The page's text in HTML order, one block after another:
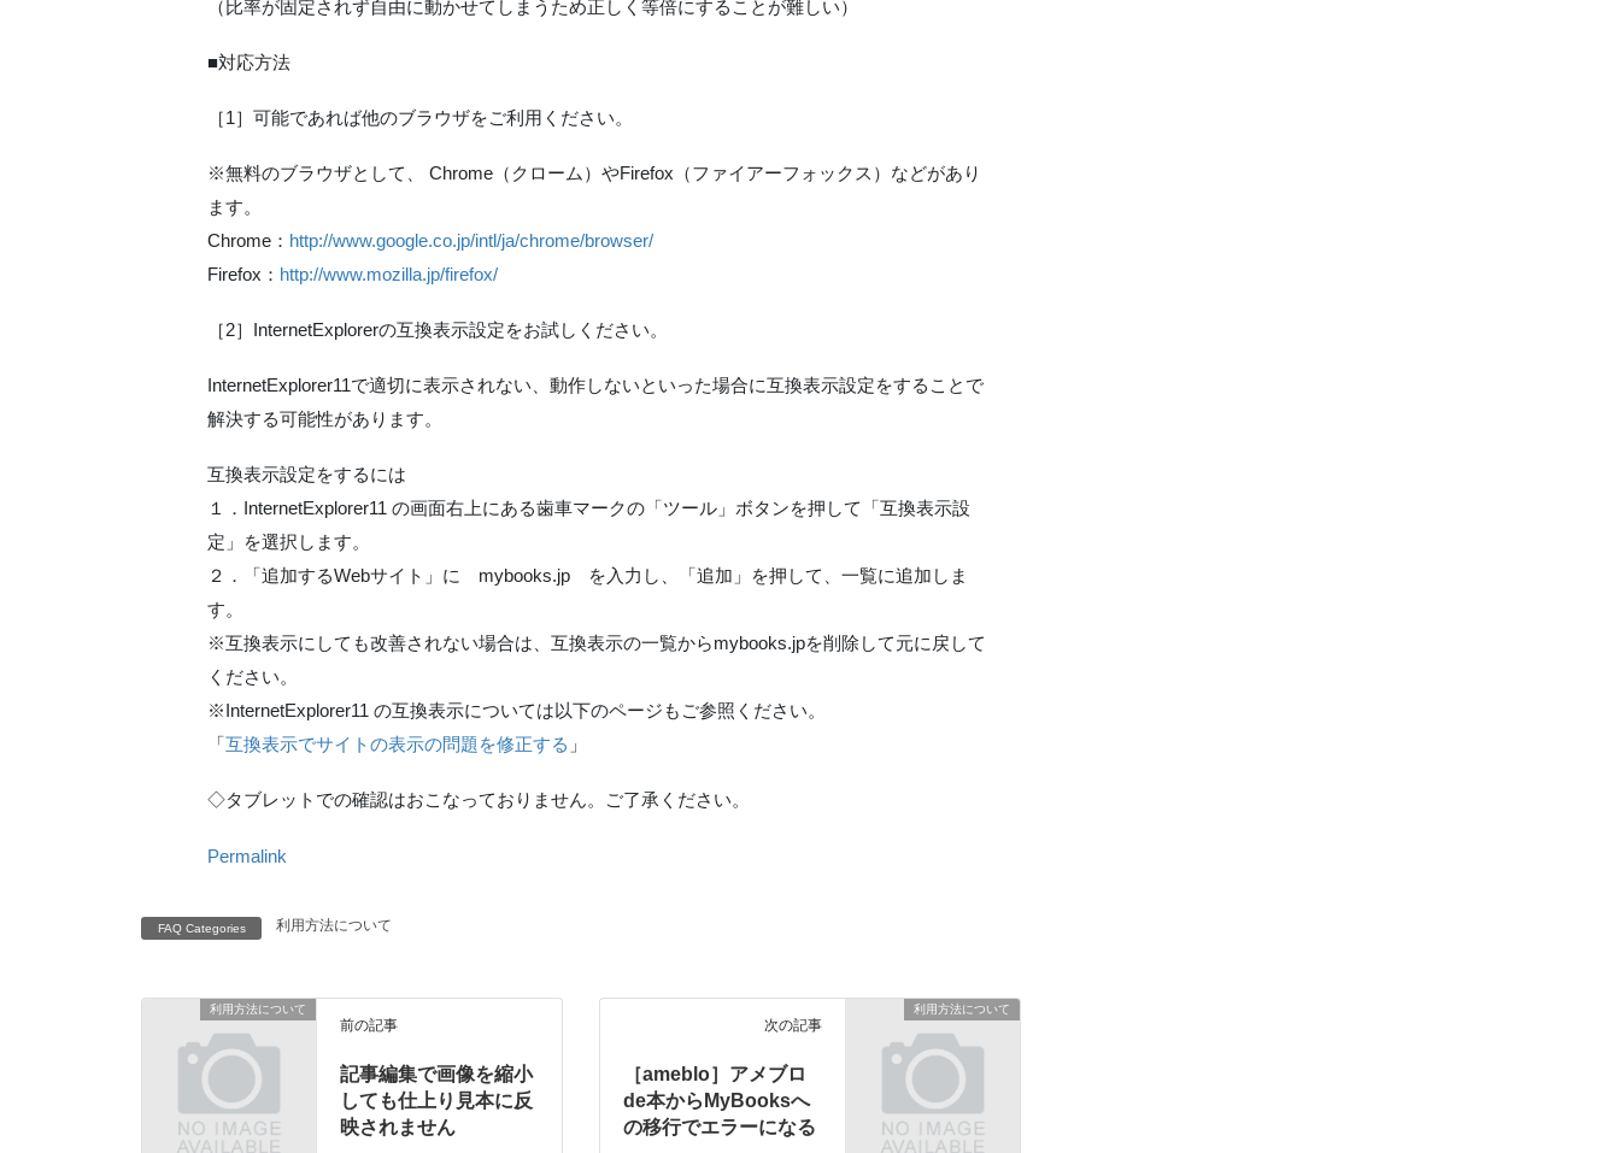
（比率が固定されず自由に動かせてしまうため正しく等倍にすることが難しい）
■対応方法
［1］可能であれば他のブラウザをご利用ください。
※無料のブラウザとして、 Chrome（クローム）やFirefox（ファイアーフォックス）などがあり
ます。
Chrome： http://www.google.co.jp/intl/ja/chrome/browser/
Firefox： http://www.mozilla.jp/firefox/
［2］InternetExplorerの互換表示設定をお試しください。
InternetExplorer11で適切に表示されない、動作しないといった場合に互換表示設定をすることで
解決する可能性があります。
互換表示設定をするには
１．InternetExplorer11 の画面右上にある歯車マークの「ツール」ボタンを押して「互換表示設
定」を選択します。
２．「追加するWebサイト」に mybooks.jp を入力し、「追加」を押して、一覧に追加しま
す。
※互換表示にしても改善されない場合は、互換表示の一覧からmybooks.jpを削除して元に戻して
ください。
※InternetExplorer11 の互換表示については以下のページもご参照ください。
「互換表示でサイトの表示の問題を修正する 」
◇タブレットでの確認はおこなっておりません。ご了承ください。
Permalink
FAQ Categories 利用方法について
利用方法について
前の記事
記事編集で画像を縮小
しても仕上り見本に反
映されません
利用方法について
次の記事
［ameblo］アメブロ
de本からMyBooksへ
の移行でエラーになる